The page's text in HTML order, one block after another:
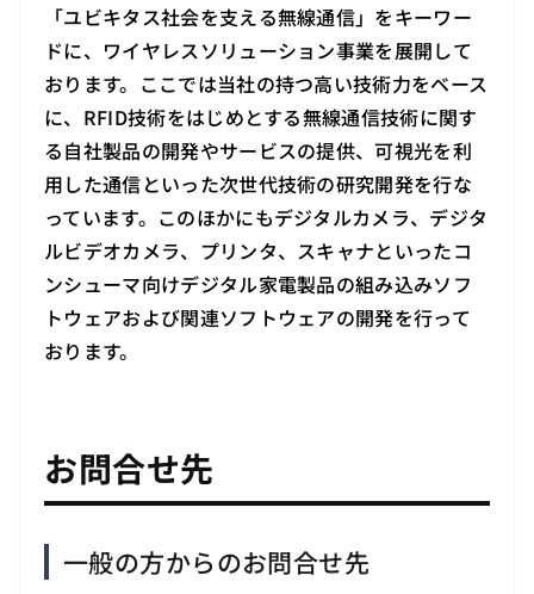
「ユビキタス社会を支える無線通信」をキーワー
ドに、ワイヤレスソリューション事業を展開して
おります。ここでは当社の持つ高い技術力をベース
に、RFID技術をはじめとする無線通信技術に関す
る自社製品の開発やサービスの提供、可視光を利
用した通信といった次世代技術の研究開発を行な
っています。このほかにもデジタルカメラ、デジタ
ルビデオカメラ、プリンタ、スキャナといったコ
ンシューマ向けデジタル家電製品の組み込みソフ
トウェアおよび関連ソフトウェアの開発を行って
おります。
お問合せ先
一般の方からのお問合せ先